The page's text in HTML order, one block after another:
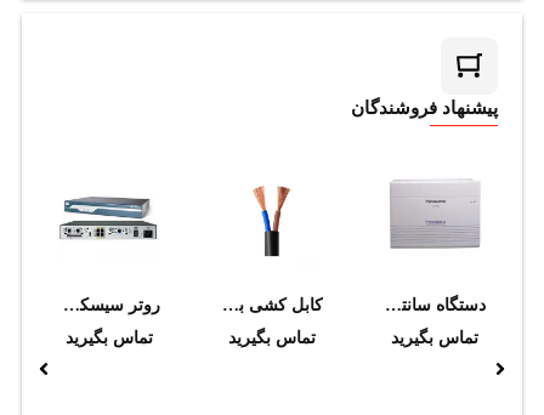
پیشنهاد فروشندگان
دستگاه سانترال پاناسونیک مدل KX-TES824
تماس بگیرید
کابل کشی برق 2*2.5 در شرایط نرمال محیطی بدون ارتفاع
تماس بگیرید
روتر سيسکو مدل 1841-K9
تماس بگیرید